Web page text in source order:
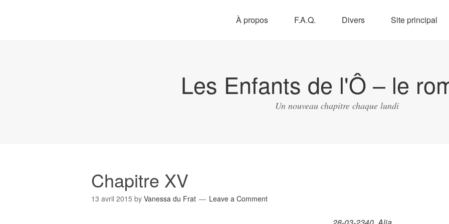
À propos F.A.Q. Divers Site principal
Les Enfants de l'Ô – le
Un nouveau chapitre chaque lundi
Chapitre XV
13 avril 2015 by Vanessa du Frat Leave a Comment